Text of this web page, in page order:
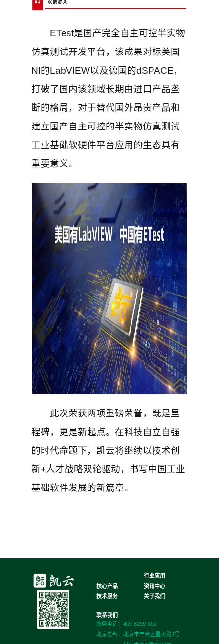
ETest是国产完全自主可控半实物
仿真测试开发平台，该成果对标美国
NI的LabVIEW以及德国的dSPACE，
打破了国内该领域长期由进口产品垄
断的格局，对于替代国外昂贵产品和
建立国产自主可控的半实物仿真测试
工业基础软硬件平台应用的生态具有
重要意义。
此次荣获两项重磅荣誉，既是里
程碑，更是新起点。在科技自立自强
的时代命题下，凯云将继续以技术创
新+人才战略双轮驱动，书写中国工业
基础软件发展的新篇章。
核心产品
技术服务
行业应用
资讯中心
关于我们
联系我们
服务电话：400-8299-000
北京总部： 北京市丰台区星火路1号